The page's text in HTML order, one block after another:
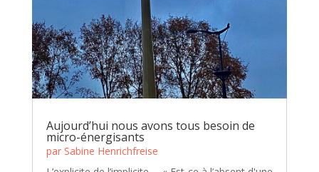
Aujourd’hui nous avons tous besoin de
micro-énergisants
par Sabine Henrichfreise